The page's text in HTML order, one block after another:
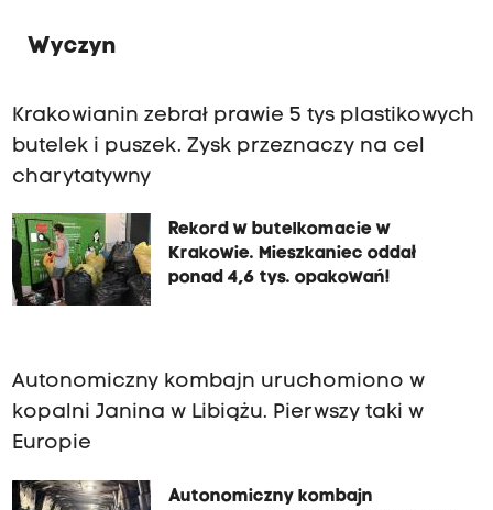
Wyczyn
Krakowianin zebrał prawie 5 tys plastikowych
butelek i puszek. Zysk przeznaczy na cel
charytatywny
Rekord w butelkomacie w
Krakowie. Mieszkaniec oddał
ponad 4,6 tys. opakowań!
Autonomiczny kombajn uruchomiono w
kopalni Janina w Libiążu. Pierwszy taki w
Europie
Autonomiczny kombajn